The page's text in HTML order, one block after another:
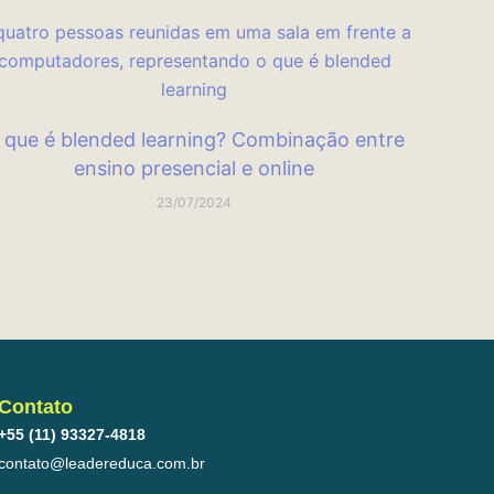
que é blended learning? Combinação entre
ensino presencial e online
23/07/2024
(11) 93327-4818